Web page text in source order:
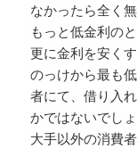
なかったら全く
もっと低金利の
更に金利を安く
のっけから最も
者にて、借り入
かではないでしょ
大手以外の消費